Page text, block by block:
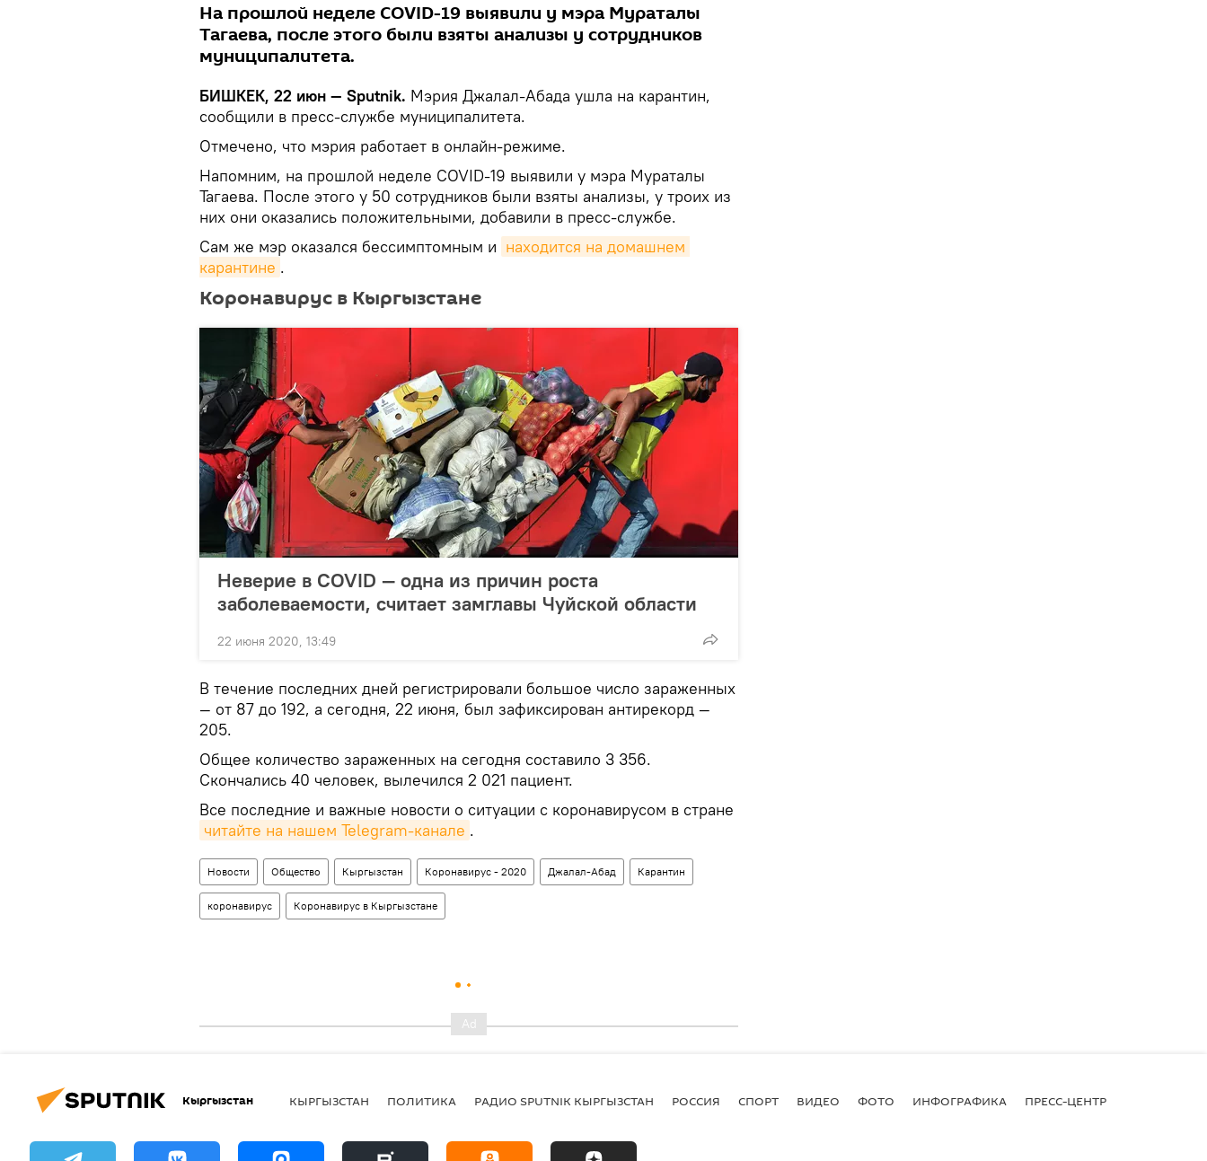
На прошлой неделе COVID-19 выявили у мэра Мураталы
Тагаева, после этого были взяты анализы у сотрудников
муниципалитета.
БИШКЕК, 22 июн — Sputnik. Мэрия Джалал-Абада ушла на карантин,
сообщили в пресс-службе муниципалитета.
Отмечено, что мэрия работает в онлайн-режиме.
Напомним, на прошлой неделе COVID-19 выявили у мэра Мураталы
Тагаева. После этого у 50 сотрудников были взяты анализы, у троих из
них они оказались положительными, добавили в пресс-службе.
Сам же мэр оказался бессимптомным и находится на домашнем
карантине .
Коронавирус в Кыргызстане
Неверие в COVID — одна из причин роста
заболеваемости, считает замглавы Чуйской области
22 июня 2020, 13:49
В течение последних дней регистрировали большое число зараженных
— от 87 до 192, а сегодня, 22 июня, был зафиксирован антирекорд —
205.
Общее количество зараженных на сегодня составило 3 356.
Скончались 40 человек, вылечился 2 021 пациент.
Все последние и важные новости о ситуации с коронавирусом в стране
читайте на нашем Telegram-канале .
Новости Общество Кыргызстан Коронавирус - 2020 Джалал-Абад Карантин
коронавирус Коронавирус в Кыргызстане
Кыргызстан КЫРГЫЗСТАН ПОЛИТИКА РАДИО SPUTNIK КЫРГЫЗСТАН РОССИЯ СПОРТ ВИДЕО ФОТО ИНФОГРАФИКА ПРЕСС-ЦЕНТР